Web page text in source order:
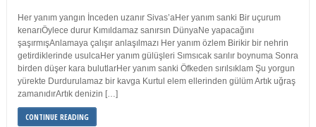
Her yanım yangın İnceden uzanır Sivas’aHer yanım sanki Bir uçurum
kenarıÖylece durur Kımıldamaz sanırsın DünyaNe yapacağını
şaşırmışAnlamaya çalışır anlaşılmazı Her yanım özlem Birikir bir nehrin
getirdiklerinde usulcaHer yanım gülüşleri Sımsıcak sarılır boynuma Sonra
birden düşer kara bulutlarHer yanım sanki Öfkeden sırılsıklam Şu yorgun
yürekte Durdurulamaz bir kavga Kurtul elem ellerinden gülüm Artık uğraş
zamanıdırArtık denizin […]
CONTINUE READING